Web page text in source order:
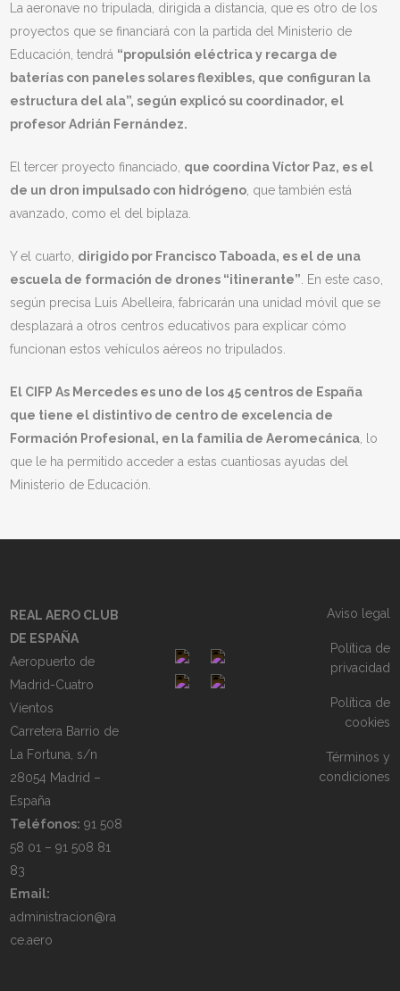
La aeronave no tripulada, dirigida a distancia, que es otro de los
proyectos que se financiará con la partida del Ministerio de
Educación, tendrá “propulsión eléctrica y recarga de
baterías con paneles solares flexibles, que configuran la
estructura del ala”, según explicó su coordinador, el
profesor Adrián Fernández.
El tercer proyecto financiado, que coordina Víctor Paz, es el
de un dron impulsado con hidrógeno , que también está
avanzado, como el del biplaza.
Y el cuarto, dirigido por Francisco Taboada, es el de una
escuela de formación de drones “itinerante” . En este caso,
según precisa Luis Abelleira, fabricarán una unidad móvil que se
desplazará a otros centros educativos para explicar cómo
funcionan estos vehículos aéreos no tripulados.
El CIFP As Mercedes es uno de los 45 centros de España
que tiene el distintivo de centro de excelencia de
Formación Profesional, en la familia de Aeromecánica , lo
que le ha permitido acceder a estas cuantiosas ayudas del
Ministerio de Educación.
REAL AERO CLUB
DE ESPAÑA
Aeropuerto de
Madrid-Cuatro
Vientos
Carretera Barrio de
La Fortuna, s/n
28054 Madrid –
España
Teléfonos: 91 508
58 01 – 91 508 81
83
Email:
administracion@ra
ce.aero
Aviso legal
Política de
privacidad
Política de
cookies
Términos y
condiciones